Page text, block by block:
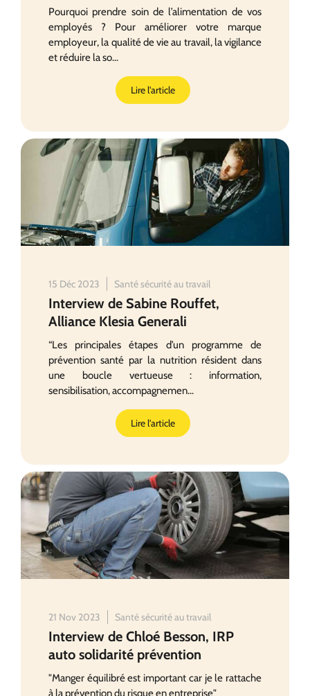
Pourquoi prendre soin de l’alimentation de vos
employés ? Pour améliorer votre marque
employeur, la qualité de vie au travail, la vigilance
et réduire la so...
Lire l'article
15 Déc 2023 Santé sécurité au travail
Interview de Sabine Rouffet,
Alliance Klesia Generali
“Les principales étapes d’un programme de
prévention santé par la nutrition résident dans
une boucle vertueuse : information,
sensibilisation, accompagnemen...
Lire l'article
21 Nov 2023 Santé sécurité au travail
Interview de Chloé Besson, IRP
auto solidarité prévention
"Manger équilibré est important car je le rattache
à la prévention du risque en entreprise"